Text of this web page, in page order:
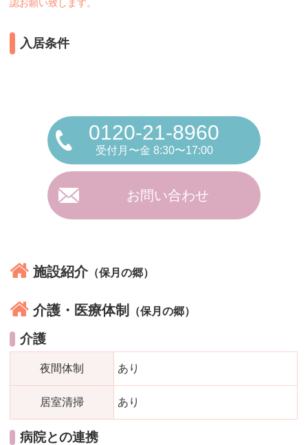
認お願い致します。
入居条件
0120-21-8960
受付月〜金 8:30〜17:00
お問い合わせ
施設紹介（保月の郷）
介護・医療体制 （保月の郷）
介護
夜間体制 あり
居室清掃 あり
病院との連携